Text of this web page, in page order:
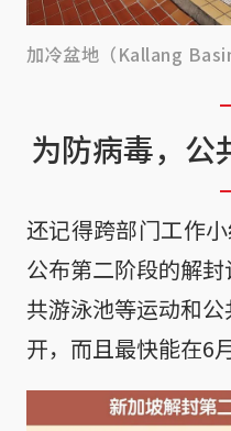
加冷盆地（Kallang
为防病毒，公
还记得跨部门工作
公布第二阶段的解
共游泳池等运动和
开，而且最快能在6